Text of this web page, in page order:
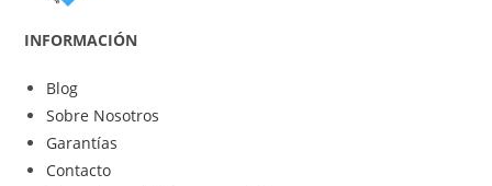
INFORMACIÓN
Blog
Sobre Nosotros
Garantías
Contacto